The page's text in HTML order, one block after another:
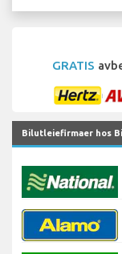
GRATIS
Bilutleiefirmaer hos